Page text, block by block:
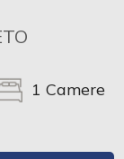
1 Camere